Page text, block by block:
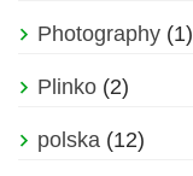
Photography (1)
Plinko (2)
polska (12)